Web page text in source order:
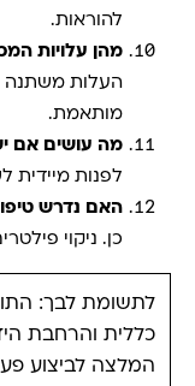
להוראות.
מהן עלויות
העלות משתנה
מותאמת.
מה עושים אם
לפנות מיידית
האם נדרש
כן. ניקוי
לתשומת לבך:
כללית והרחבת
המלצה לביצוע